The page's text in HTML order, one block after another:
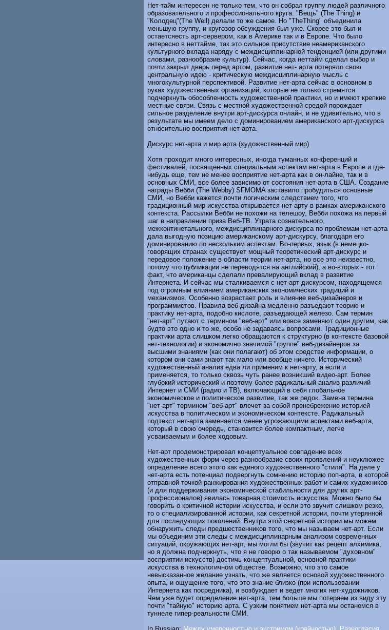
Нет-тайм интересен не только тем, что он собрал группу людей различного
образовательного и профессионального круга. "Вещь" (The Thing) и
"Колодец"(The Well) делали то же самое. Но "TheThing" объединила
меньшую группу, и кругозор обсуждения был уже. Скорее это был и
остаетсяесть арт-сервером, как в Америке так и в Европе. Что было
интересно в неттайме, так это сильное присутствие неамериканского
культурного вклада наряду с междисциплинарной тенденцией (или другими
словами, разнообразие культур). Сейчас, когда неттайм сделал выбор и
почти закрыл дверь перед артом, развитие нет- арта потеряло свою
центральную идею - критическую междисциплинарную мысль с
многокультурной перспективой. Развитие нет-арта сейчас в основном в
руках художественных организаций, которые не только стремятся
подчеркнуть обособленность художественной практики, но и имеют крепкие
местные связи. Связь с местной художественной средой порождает
сильное разделение внутри арт-дискурса онлайн, и не удивительно, что в
результате мы имеем дело с доминированием американского арт-дискурса
относительно восприятия нет-арта.
Дискурс нет-арта и мир арта (художественный мир)
Хотя проходит много интересных, иногда туманных конференций и
фестивалей, посвященных специальным аспектам нет-арта в Европе и где-
нибудь еще, тем не менее восприятие нет-арта как в он-лайне, так и в
основных СМИ, все более зависимо от состояния нет-арта в США. Создание
награды Вебби (The Webby) SFMOMA заставило пробудиться основные
СМИ, но Вебби кажется почти логическим следствием того, что
традиционный мир искусства открывается нет-арту в рамках американского
контекста. Рассылки Вебби не похожи на телешоу, Вебби похожа на первый
шаг в направлении приза Веб-ТВ. Утрата сознательного,
межконтинетального, междисциплинарного дискурса по проблемам нет-арта
дала выгодную позицию американскому арт-дискурсу, благодаря его
доминированию по нескольким аспектам. Во-первых, язык (в немецко-
говорящих странах существует мощный теоретический арт-дискурс и
передовое положение в области теории нет-арта, но все это неизвестно,
потому что публикации не переводятся на английский), а во-вторых - тот
факт, что американцы сделали превалирующий вклад в развитие
Интернета. И сейчас мы сталкиваемся с нет-арт дискурсом, находящемся
под огромным влиянием американских экономических традиций и
механизмов. Особенно возрастает роль и влияние веб-дизайнеров и
программистов. Правила веб-дизайна медленно разъедают теорию и
практику нет-арта, подобно кислоте, разъедающей железо. Сам термин
"нет-арт" путают с термином "веб-арт" или вовсе заменяют один другим, как
будто это одно и то же, особо не задаваясь вопросами. Традиционные
практики арта слишком легко обращаются к структурно (в контексте базовой
нет-технологии) и экономично значимой "группе" веб-дизайнеров за
высшими знаниями (как они полагают) об этом средстве информации, о
котором они сами знают так мало или вообще ничего. Исторический
художественный анализ едва ли применим к нет-арту, а если и
применяется, то только сквозь чуть ранее возникший видео-арт. Более
глубокий исторический и поэтому более радикальный анализ различий
Интернет и СМИ (радио и ТВ), включающий в себя глобальное
экономическое и политическое развитие, так же редок. Замена термина
"нет-арт" термином "веб-арт" влечет за собой пренебрежение историей
искусства в политическом и экономическом контексте. Радикальный
подтекст нет-арта заменяется менее угрожающими аспектами веб-арта,
который в свою очередь, становится более компактным, легче
усваиваемым и более ходовым.
Нет-арт продемонстрировал концептуальное совпадение всех
художественных форм через разнообразие своих проявлений и неуклюжее
определение всего этого как единого художественного "стиля". На деле у
нет-арта есть потенциал подвергнуть сомнению историю поп-арта, в которой
отправной точкой ранжирования художественных работ и самих художников
(и для поддерживания экономической стабильности для других арт-
профессионалов) явилась товарная стоимость искусства. Можно было бы
говорить о критичной истории искусства, и если это звучит слишком резко,
то о специализированной истории, как секретной истории, почти утерянной
для последующих поколений. Внутри этой секретной истории мы можем
обнаружить следы предшественников того, что мы называем нет-арт. Если
мы объединим эти следы с междисциплинарным анализом современных
ситуаций, окружающих нет-арт, мы могли бы (звучит как рецепт алхимика,
но я должна подчеркнуть, что я не говорю о так называемом "духовном"
восприятии искусств) достичь концептуальной, основной практики
искусства в технологичном обществе. Возможно, что это самое
невысказанное желание узнать, что же является основой художественного
опыта, и ощущение того, что это знание близко (при использовании
Интернета как посредника), и возбуждает и ведет многих нет-художников.
Чем уже будет определение нет-арта, тем больше мы потеряем из виду эту
почти "тайную" историю арта. С узким понятием нет-арта мы останемся в
туннеле гипер-реальности СМИ.